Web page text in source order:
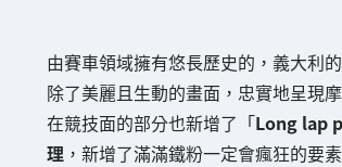
由賽車領域擁有悠長歷史的，義大利
除了美麗且生動的畫面，忠實地呈現
在競技面的部分也新增了「Long lap
理 ，新增了滿滿鐵粉一定會瘋狂的要